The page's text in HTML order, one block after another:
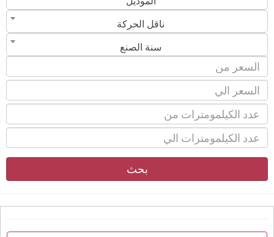
ناقل الحركة
سنة الصنع
بحث